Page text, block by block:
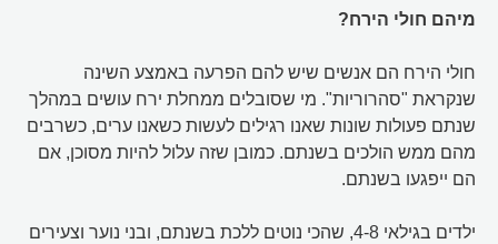
מיהם חולי הירח?
חולי הירח הם אנשים שיש להם הפרעה באמצע השינה
שנקראת "סהרוריות". מי שסובלים ממחלת ירח עושים במהלך
שנתם פעולות שונות שאנו רגילים לעשות כשאנו ערים, כשרבים
מהם ממש הולכים בשנתם. כמובן שזה עלול להיות מסוכן, אם
הם ייפגעו בשנתם.
ילדים בגילאי 4-8, שהכי נוטים ללכת בשנתם, ובני נוער וצעירים